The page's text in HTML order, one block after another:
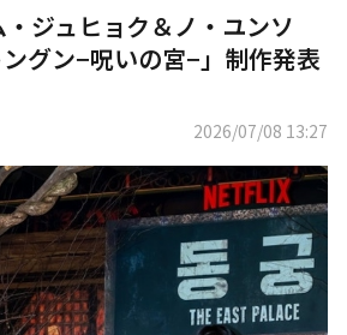
・ジュヒョク＆ノ・ユンソ
グン−呪いの宮−」制作発表
2026/07/08 13:27